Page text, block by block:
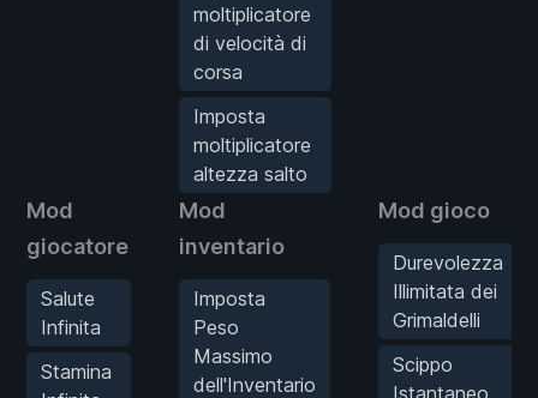
moltiplicatore
di velocità di
corsa
Imposta
moltiplicatore
altezza salto
Mod
giocatore
Salute
Infinita
Stamina
Mod
inventario
Imposta
Peso
Massimo
dell'Inventario
Mod gioco
Durevolezza
Illimitata dei
Grimaldelli
Scippo
Istantaneo